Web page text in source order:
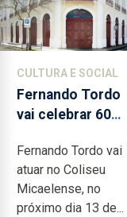
CULTURA E SOCIAL
Fernando Tordo
vai celebrar 60
no Coliseu
Micaelense
Fernando Tordo vai
atuar no Coliseu
Micaelense, no
próximo dia 13 de...